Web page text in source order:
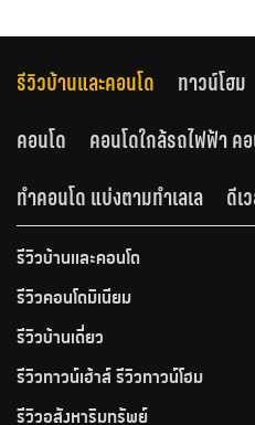
รีวิวบ้านและคอนโด ทาวน์โฮม
คอนโด
คอนโดใกล้รถไฟฟ้า ค
ทำคอนโด แบ่งตามทำเลเล
ดีเ
รีวิวบ้านและคอนโด
รีวิวคอนโดมิเนียม
รีวิวบ้านเดี่ยว
รีวิวทาวน์เฮ้าส์ รีวิวทาวน์โฮม
รีวิวอสังหาริมทรัพย์